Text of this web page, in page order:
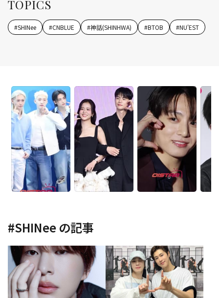
TOPICS
#SHINee #CNBLUE #神話(SHINHWA) #BTOB #NU'EST
#SHINee の記事